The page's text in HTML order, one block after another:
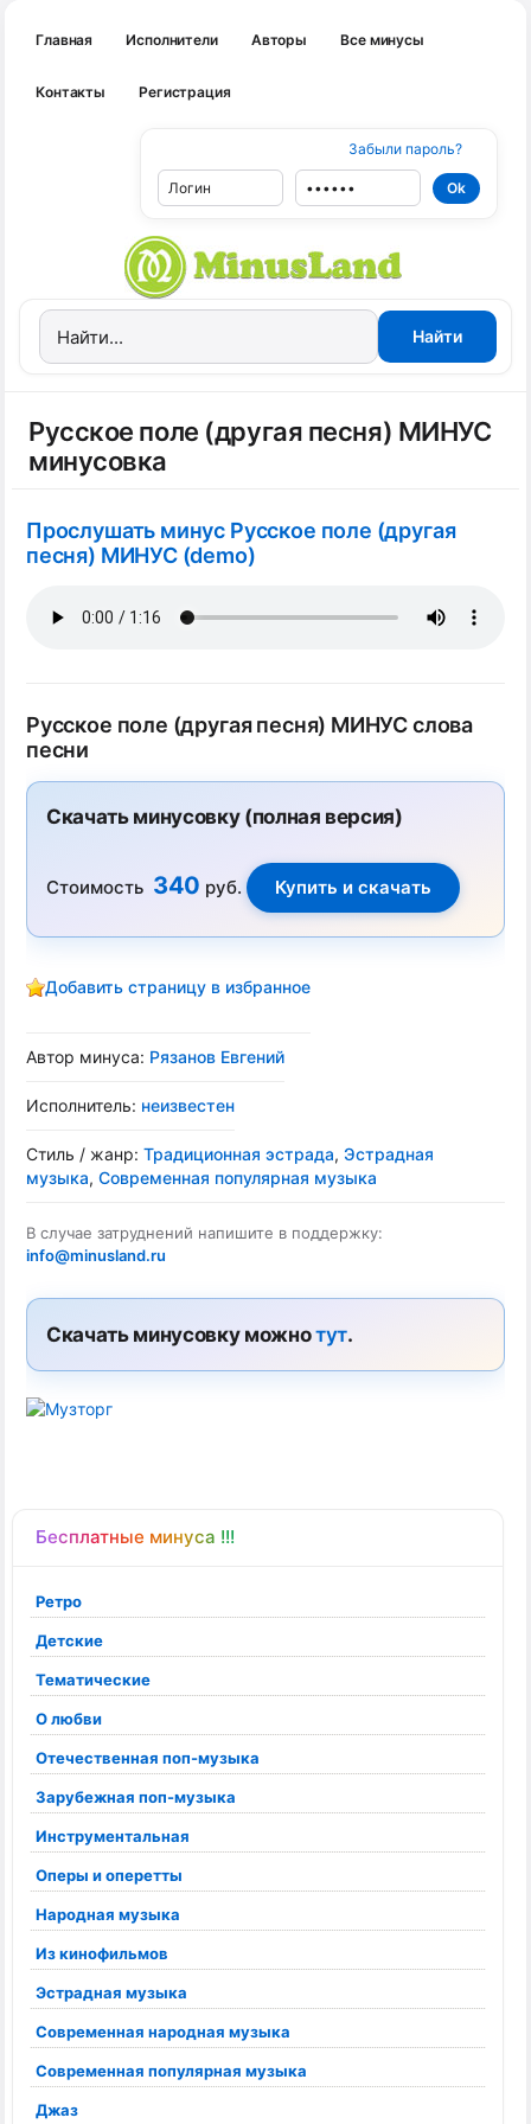
Главная Исполнители Авторы Все минусы
Контакты Регистрация
Забыли пароль?
Бесплатные минуса !!!
Ретро
Детские
Тематические
О любви
Отечественная поп-музыка
Зарубежная поп-музыка
Инструментальная
Оперы и оперетты
Народная музыка
Из кинофильмов
Эстрадная музыка
Современная народная музыка
Современная популярная музыка
Джаз
Русское поле (другая песня) МИНУС
минусовка
Прослушать минус Русское поле (другая
песня) МИНУС (demo)
Русское поле (другая песня) МИНУС слова
песни
Скачать минусовку (полная версия)
Стоимость 340 руб.
Добавить страницу в избранное
Автор минуса: Рязанов Евгений
Исполнитель: неизвестен
Стиль / жанр: Традиционная эстрада, Эстрадная
музыка, Современная популярная музыка
В случае затруднений напишите в поддержку:
info@minusland.ru
Скачать минусовку можнотут.